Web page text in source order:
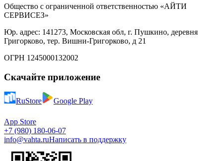
Общество с ограниченной ответственностью «АЙТИ
СЕРВИСЕЗ»
Юр. адрес: 141273, Московская обл, г. Пушкино, деревня
Григорково, тер. Вишни-Григорково, д 21
ОГРН 1245000132002
Скачайте приложение
RuStore Google Play
App Store
+7 (980) 180-06-07
info@vahta.ruНаписать в поддержку